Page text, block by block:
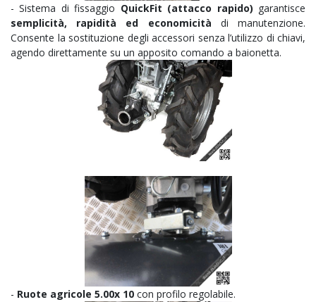
- Sistema di fissaggio QuickFit (attacco rapido) garantisce
semplicità, rapidità ed economicità di manutenzione.
Consente la sostituzione degli accessori senza l’utilizzo di chiavi,
agendo direttamente su un apposito comando a baionetta.
- Ruote agricole 5.00x 10 con profilo regolabile.